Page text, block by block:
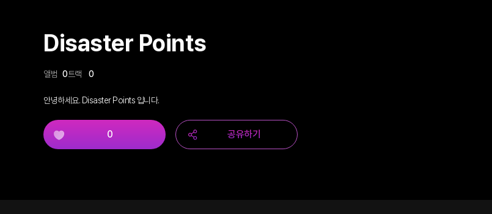
Disaster Points
앨범 0트랙 0
안녕하세요. Disaster Points 입니다.
0 공유하기